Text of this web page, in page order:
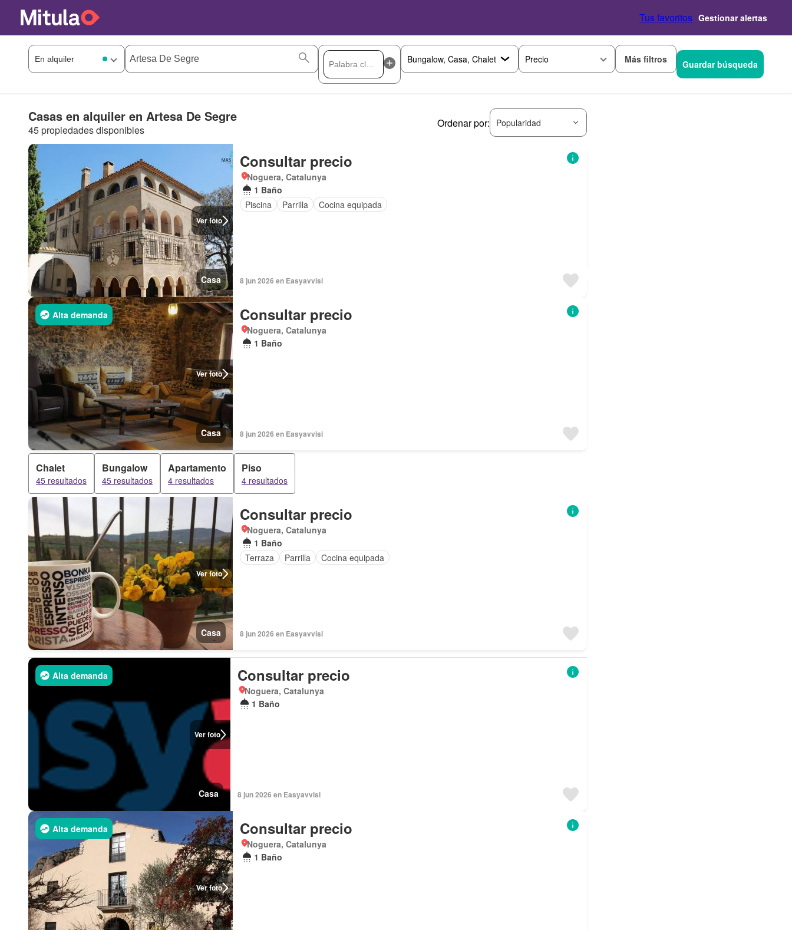
Tus favoritos Gestionar alertas
Precio Más filtros Guardar búsqueda
Casas en alquiler en Artesa De Segre
45 propiedades disponibles
Ordenar por: Popularidad
Ver foto
Casa
Consultar precio
Noguera, Catalunya
1 Baño
Piscina
Parrilla Cocina equipada
8 jun 2026 en Easyavvisi
Ver foto
Alta demanda
Casa
Consultar precio
Noguera, Catalunya
1 Baño
8 jun 2026 en Easyavvisi
Chalet
45 resultados
Bungalow
45 resultados
Apartamento
4 resultados
Piso
4 resultados
Ver foto
Casa
Consultar precio
Noguera, Catalunya
1 Baño
Terraza
Parrilla Cocina equipada
8 jun 2026 en Easyavvisi
Ver foto
Alta demanda
Casa
Consultar precio
Noguera, Catalunya
1 Baño
8 jun 2026 en Easyavvisi
Ver foto
Alta demanda Consultar precio
Noguera, Catalunya
1 Baño